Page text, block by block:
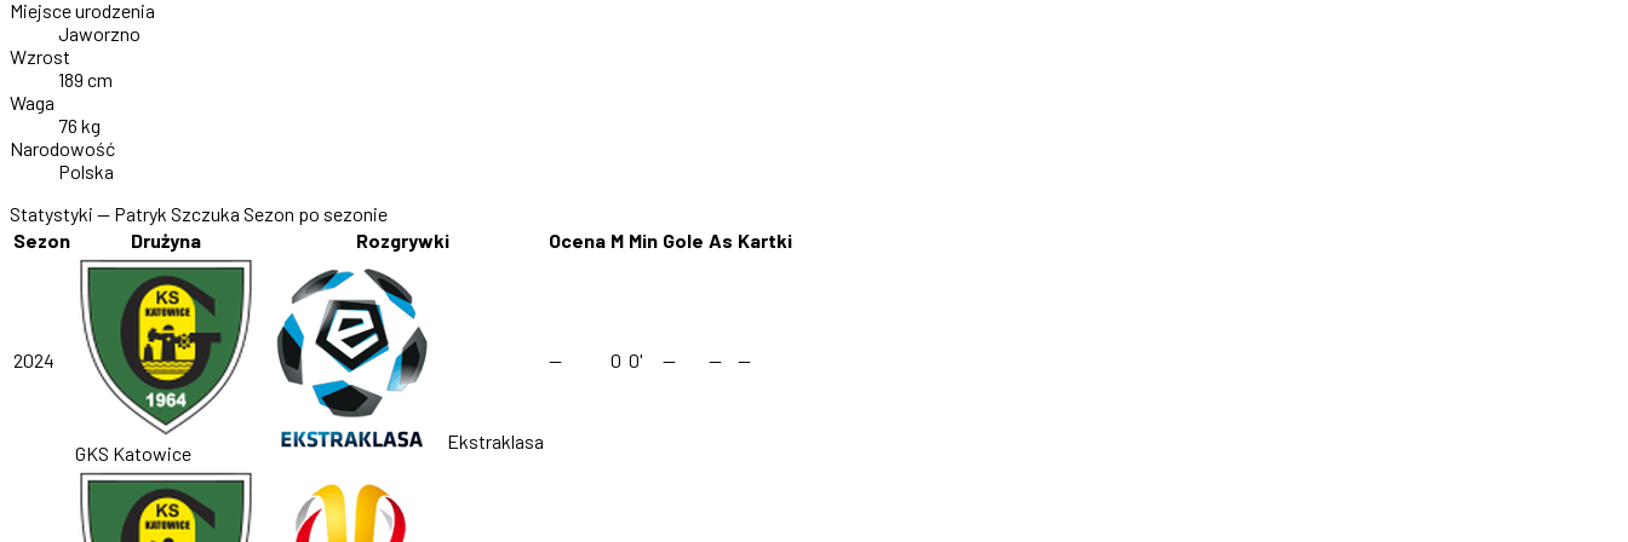
Miejsce urodzenia
Jaworzno
Wzrost
189 cm
Waga
76 kg
Narodowość
Polska
Statystyki — Patryk Szczuka Sezon po sezonie
Sezon
Drużyna Rozgrywki Ocena M Min Gole As Kartki
2024
GKS Katowice
Ekstraklasa
— 0 0' — — —